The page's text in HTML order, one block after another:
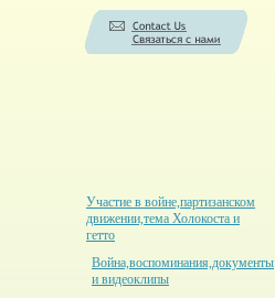
Участие в войне,партизанском
движении,тема Холокоста и
гетто
Война,воспоминания,документы
и видеоклипы